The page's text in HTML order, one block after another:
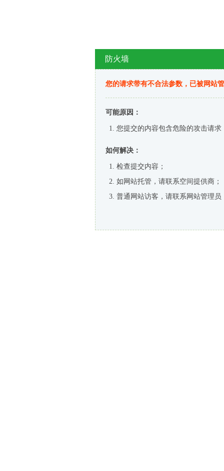
防火墙
您的请求带有不合法参数，已被网站
可能原因：
您提交的内容包含危险的攻击请求
如何解决：
检查提交内容；
如网站托管，请联系空间提供商；
普通网站访客，请联系网站管理员